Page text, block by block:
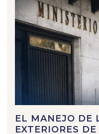
EL MANEJO DE
EXTERIORES